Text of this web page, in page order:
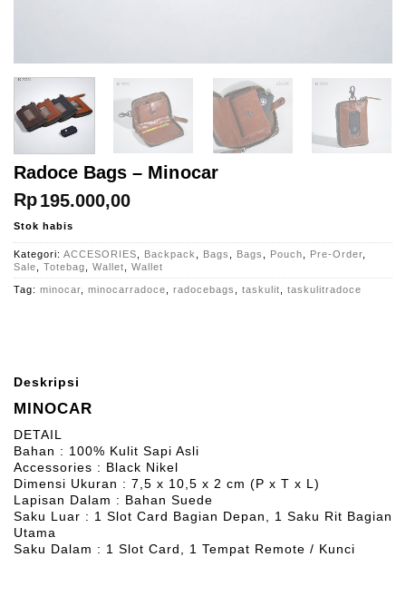
Radoce Bags – Minocar
Rp195.000,00
Stok habis
Kategori: ACCESORIES Backpack Bags Bags Pouch Pre-Order
Sale
Totebag Wallet Wallet
Tag: minocar minocarradoce radocebags taskulit taskulitradoce
Deskripsi
MINOCAR
DETAIL
Bahan : 100% Kulit Sapi Asli
Accessories : Black Nikel
Dimensi Ukuran : 7,5 x 10,5 x 2 cm (P x T x L)
Lapisan Dalam : Bahan Suede
Saku Luar : 1 Slot Card Bagian Depan, 1 Saku Rit Bagian
Utama
Saku Dalam : 1 Slot Card, 1 Tempat Remote / Kunci